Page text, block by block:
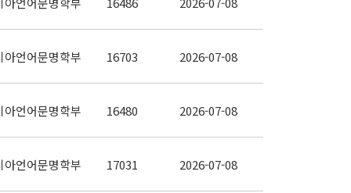
아언어문명학부 16703 2026-07-08
아언어문명학부 16480 2026-07-08
아언어문명학부 17031 2026-07-08